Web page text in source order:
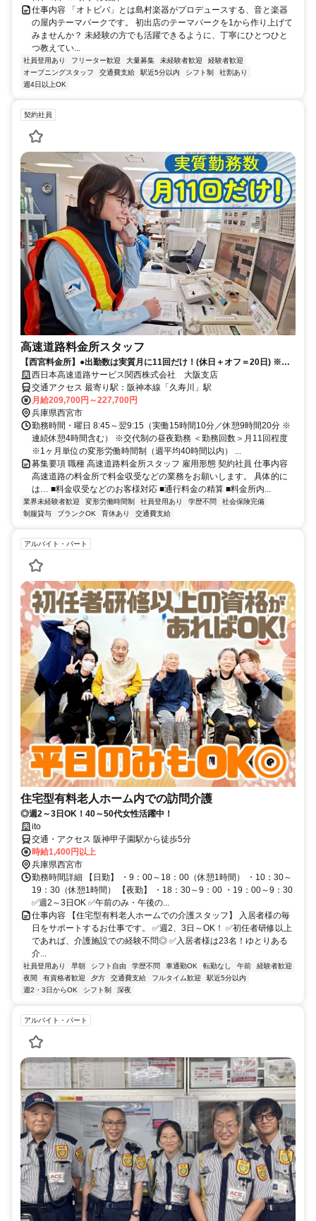
仕事内容 「オトビバ」とは島村楽器がプロデュースする、音と楽器
の屋内テーマパークです。 初出店のテーマパークを1から作り上げて
みませんか？ 未経験の方でも活躍できるように、丁寧にひとつひと
つ教えてい...
社員登用あり フリーター歓迎 大量募集 未経験者歓迎
経験者歓迎
オープニングスタッフ
交通費支給 駅近5分以内 シフト制
社割あり
週4日以上OK
契約社員
高速道路料金所スタッフ
【西宮料金所】●出勤数は実質月に11回だけ！(休日＋オフ＝20日) ※詳
細は原稿内をチェック
西日本高速道路サービス関西株式会社 大阪支店
交通アクセス 最寄り駅：阪神本線「久寿川」駅
月給209,700円～227,700円
兵庫県西宮市
勤務時間・曜日 8:45～翌9:15（実働15時間10分／休憩9時間20分 ※
連続休憩4時間含む） ※交代制の昼夜勤務 ＜勤務回数＞月11回程度
※1ヶ月単位の変形労働時間制（週平均40時間以内） ...
募集要項 職種 高速道路料金所スタッフ 雇用形態 契約社員 仕事内容
高速道路の料金所で料金収受などの業務をお願いします。 具体的に
は… ■料金収受などのお客様対応 ■通行料金の精算 ■料金所内...
業界未経験者歓迎 変形労働時間制 社員登用あり 学歴不問
社会保険完備
制服貸与
ブランクOK 育休あり 交通費支給
アルバイト・パート
住宅型有料老人ホーム内での訪問介護
◎週2～3日OK！40～50代女性活躍中！
ito
交通・アクセス 阪神甲子園駅から徒歩5分
時給1,400円以上
兵庫県西宮市
勤務時間詳細 【日勤】 ・9：00～18：00（休憩1時間） ・10：30～
19：30（休憩1時間） 【夜勤】 ・18：30～9：00 ・19：00～9：30
✅週2～3日OK ✅午前のみ・午後の...
仕事内容 【住宅型有料老人ホームでの介護スタッフ】 入居者様の毎
日をサポートするお仕事です。 ✅週2、3日～OK！ ✅初任者研修以上
であれば、介護施設での経験不問◎ ✅入居者様は23名！ゆとりある
介...
社員登用あり 早朝 シフト自由 学歴不問 車通勤OK 転勤なし 午前
経験者歓迎
夜間
有資格者歓迎 夕方 交通費支給 フルタイム歓迎
駅近5分以内
週2・3日からOK
シフト制 深夜
アルバイト・パート